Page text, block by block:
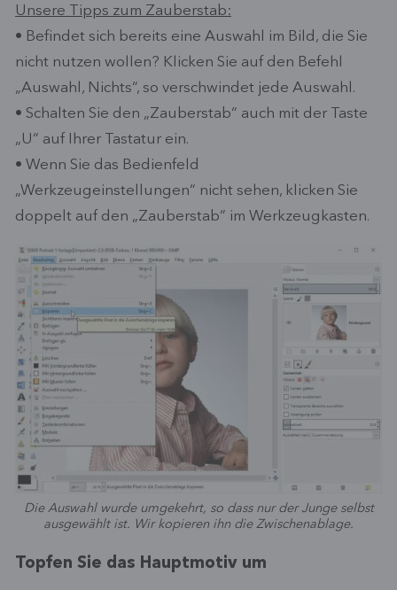
Unsere Tipps zum Zauberstab:
• Befindet sich bereits eine Auswahl im Bild, die Sie
nicht nutzen wollen? Klicken Sie auf den Befehl
„Auswahl, Nichts“, so verschwindet jede Auswahl.
• Schalten Sie den „Zauberstab“ auch mit der Taste
„U“ auf Ihrer Tastatur ein.
• Wenn Sie das Bedienfeld
„Werkzeugeinstellungen“ nicht sehen, klicken Sie
doppelt auf den „Zauberstab“ im Werkzeugkasten.
Die Auswahl wurde umgekehrt, so dass nur der Junge selbst
ausgewählt ist. Wir kopieren ihn die Zwischenablage.
Topfen Sie das Hauptmotiv um